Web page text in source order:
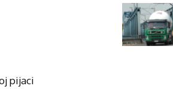
pijaci